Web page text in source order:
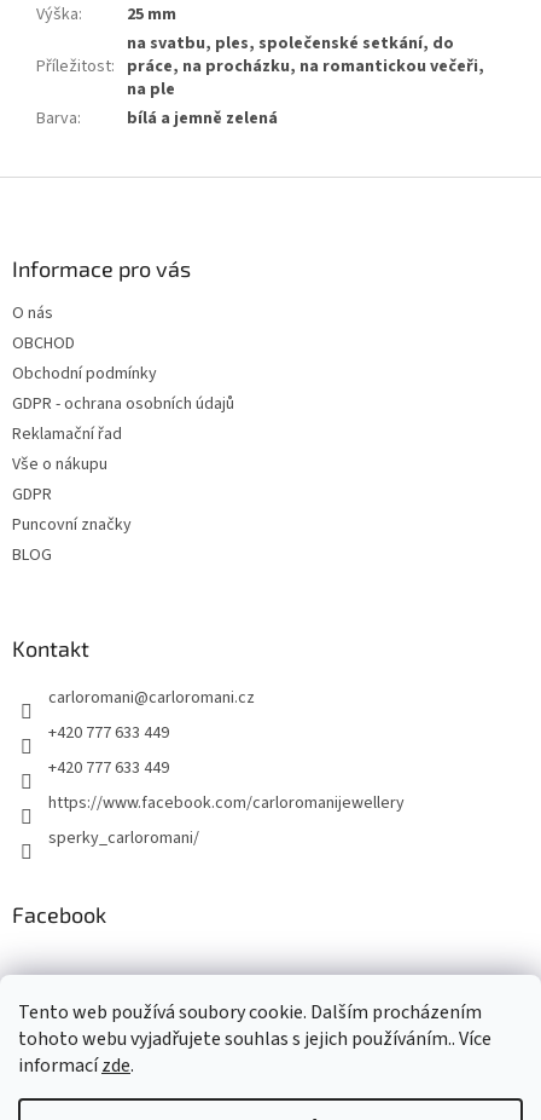
Tento web používá soubory cookie. Dalším procházením
tohoto webu vyjadřujete souhlas s jejich používáním.. Více
informacízde.
Výška: 25 mm
Příležitost:
na svatbu, ples, společenské setkání, do
práce, na procházku, na romantickou večeři,
na ple
Barva: bílá a jemně zelená
Informace pro vás
O nás
OBCHOD
Obchodní podmínky
GDPR - ochrana osobních údajů
Reklamační řad
Vše o nákupu
GDPR
Puncovní značky
BLOG
Kontakt
carloromani@carloromani.cz
+420 777 633 449
+420 777 633 449
https://www.facebook.com/carloromanijewellery
sperky_carloromani/
Facebook
Instagram